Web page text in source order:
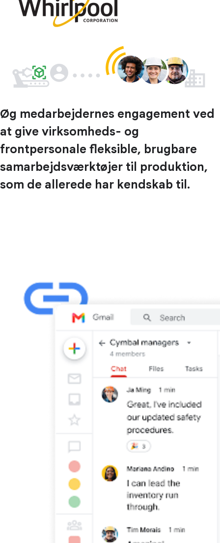
Øg medarbejdernes engagement ved
at give virksomheds- og
frontpersonale fleksible, brugbare
samarbejdsværktøjer til produktion,
som de allerede har kendskab til.